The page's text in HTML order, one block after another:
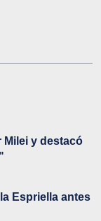
Milei y destacó
Espriella antes